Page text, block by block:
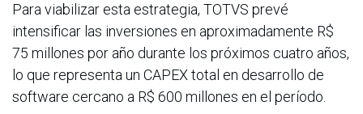
Para viabilizar esta estrategia, TOTVS prevé
intensificar las inversiones en aproximadamente R$
75 millones por año durante los próximos cuatro años,
lo que representa un CAPEX total en desarrollo de
software cercano a R$ 600 millones en el período.